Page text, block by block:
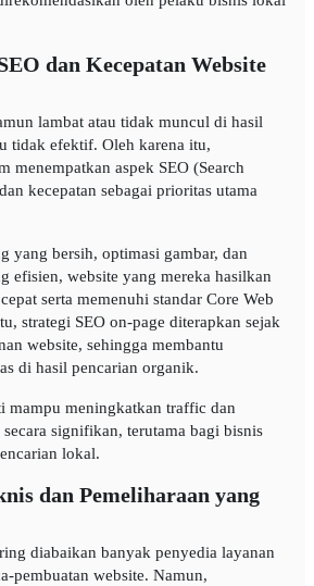
dan Kecepatan Website
lambat atau tidak muncul di hasil
tidak efektif. Oleh karena itu,
menempatkan aspek SEO (Search
kecepatan sebagai prioritas utama
yang bersih, optimasi gambar, dan
efisien, website yang mereka hasilkan
serta memenuhi standar Core Web
strategi SEO on-page diterapkan sejak
website, sehingga membantu
di hasil pencarian organik.
mampu meningkatkan traffic dan
signifikan, terutama bagi bisnis
lokal.
dan Pemeliharaan yang
diabaikan banyak penyedia layanan
pembuatan website. Namun,